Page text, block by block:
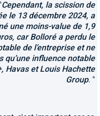
Cependant, la scission de
le 13 décembre 2024, a
une moins-value de 1,9
car Bolloré a perdu le
de l’entreprise et ne
qu’une influence notable
Havas et Louis Hachette
Group. "